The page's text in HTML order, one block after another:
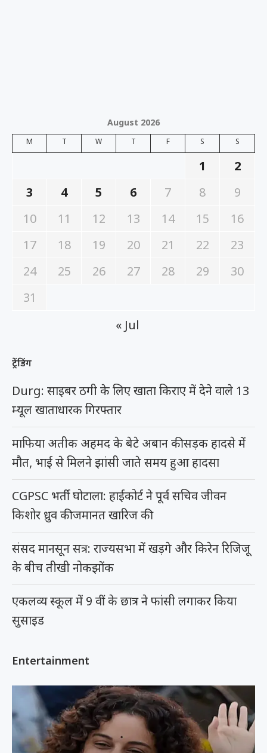
August 2026
M T W T F S S
1
2
3
4 5 6 7 8
9
10
11 12 13 14 15
16
17
18 19 20 21 22
23
24
25 26 27 28 29
30
31
« Jul
ट्रेंडिंग
Durg: साइबर ठगी के लिए खाता किराए में देने वाले 13
म्यूल खाताधारक गिरफ्तार
माफिया अतीक अहमद के बेटे अबान की सड़क हादसे में
मौत, भाई से मिलने झांसी जाते समय हुआ हादसा
CGPSC भर्ती घोटाला: हाईकोर्ट ने पूर्व सचिव जीवन
किशोर ध्रुव की जमानत खारिज की
संसद मानसून सत्र: राज्यसभा में खड़गे और किरेन रिजिजू
के बीच तीखी नोकझोंक
एकलव्य स्कूल में 9 वीं के छात्र ने फांसी लगाकर किया
सुसाइड
Entertainment